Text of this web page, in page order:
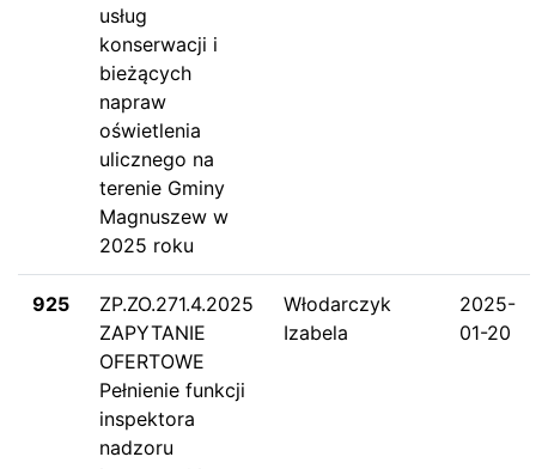
usług
konserwacji i
bieżących
napraw
oświetlenia
ulicznego na
terenie Gminy
Magnuszew w
2025 roku
925
ZP.ZO.271.4.2025
ZAPYTANIE
OFERTOWE
Pełnienie funkcji
inspektora
nadzoru
Włodarczyk
Izabela
2025-
01-20